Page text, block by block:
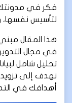
فكر في
لتأسيس نفسها،
هذا المقال
في مجال
تحليل شامل
نهدف إلى
أهدافك في